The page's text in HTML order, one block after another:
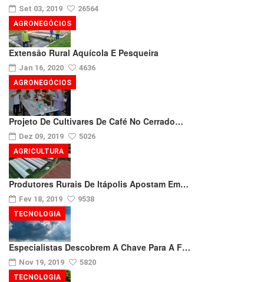
Set 03, 2019 26564
Extensão Rural Aquícola E Pesqueira
Jan 16, 2020 4636
AGRONEGÓCIOS
Projeto De Cultivares De Café No Cerrado…
Dez 09, 2019 5026
AGRONEGÓCIOS
Produtores Rurais De Itápolis Apostam Em…
Fev 18, 2019 9538
AGRICULTURA
Especialistas Descobrem A Chave Para A F…
Nov 19, 2019 5820
TECNOLOGIA
TECNOLOGIA